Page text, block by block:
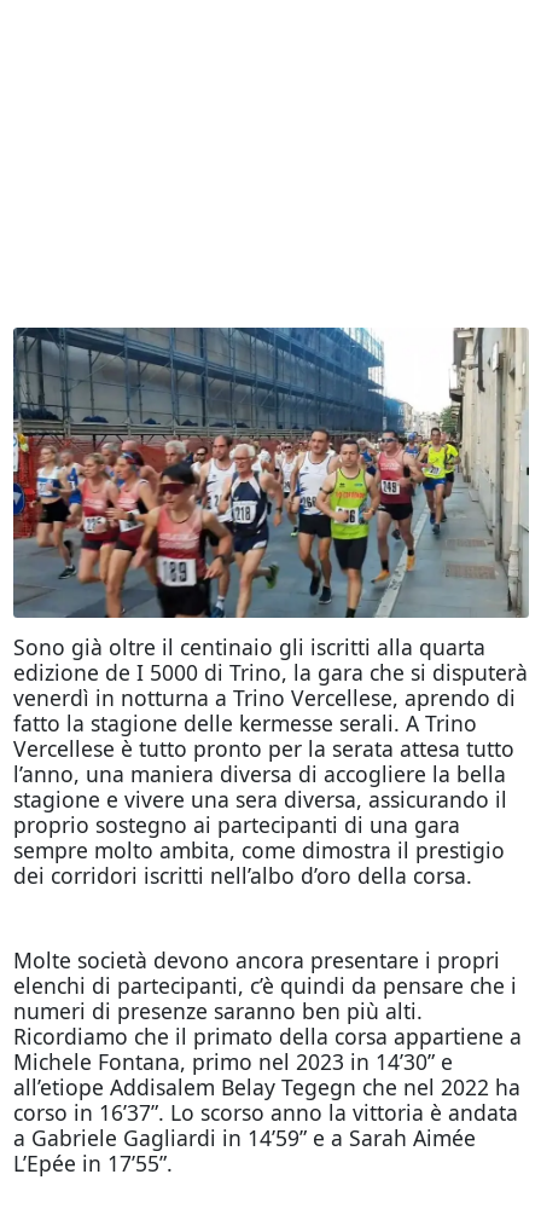
Sono già oltre il centinaio gli iscritti alla quarta
edizione de I 5000 di Trino, la gara che si disputerà
venerdì in notturna a Trino Vercellese, aprendo di
fatto la stagione delle kermesse serali. A Trino
Vercellese è tutto pronto per la serata attesa tutto
l’anno, una maniera diversa di accogliere la bella
stagione e vivere una sera diversa, assicurando il
proprio sostegno ai partecipanti di una gara
sempre molto ambita, come dimostra il prestigio
dei corridori iscritti nell’albo d’oro della corsa.
Molte società devono ancora presentare i propri
elenchi di partecipanti, c’è quindi da pensare che i
numeri di presenze saranno ben più alti.
Ricordiamo che il primato della corsa appartiene a
Michele Fontana, primo nel 2023 in 14’30” e
all’etiope Addisalem Belay Tegegn che nel 2022 ha
corso in 16’37”. Lo scorso anno la vittoria è andata
a Gabriele Gagliardi in 14’59” e a Sarah Aimée
L’Epée in 17’55”.